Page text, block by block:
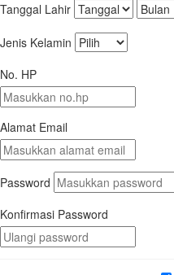
Tanggal Lahir
Jenis Kelamin
No. HP
Alamat Email
Password
Konfirmasi Password